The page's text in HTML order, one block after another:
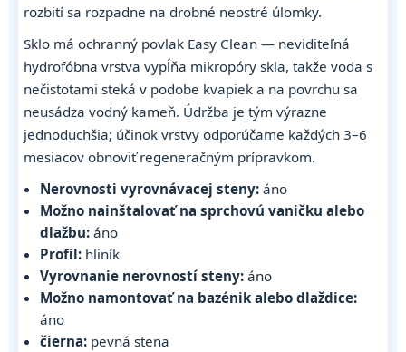
rozbití sa rozpadne na drobné neostré úlomky.
Sklo má ochranný povlak Easy Clean — neviditeľná
hydrofóbna vrstva vypĺňa mikropóry skla, takže voda s
nečistotami steká v podobe kvapiek a na povrchu sa
neusádza vodný kameň. Údržba je tým výrazne
jednoduchšia; účinok vrstvy odporúčame každých 3–6
mesiacov obnoviť regeneračným prípravkom.
Nerovnosti vyrovnávacej steny: áno
Možno nainštalovať na sprchovú vaničku alebo
dlažbu: áno
Profil: hliník
Vyrovnanie nerovností steny: áno
Možno namontovať na bazénik alebo dlaždice:
áno
čierna: pevná stena